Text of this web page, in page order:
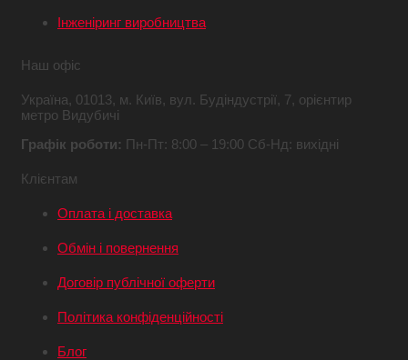
Інженіринг виробництва
Наш офіс
Україна, 01013, м. Київ, вул. Будіндустрії, 7, орієнтир
метро Видубичі
Графік роботи: Пн-Пт: 8:00 – 19:00 Сб-Нд: вихідні
Клієнтам
Оплата і доставка
Обмін і повернення
Договір публічної оферти
Політика конфіденційності
Блог